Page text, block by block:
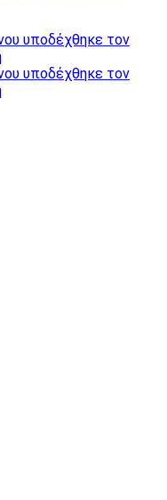
υποδέχθηκε τον
υποδέχθηκε τον